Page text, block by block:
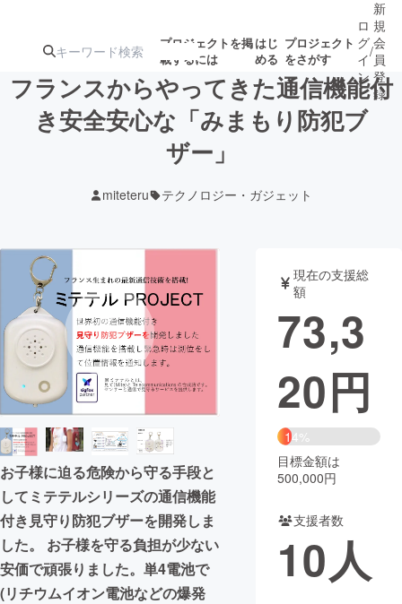
プロジェクトを掲
載するには
はじ
める
プロジェクト
をさがす
注目の新着プロ 募集終了が近いプ
テクノロジー・ガジェット
映像・映画 書籍・雑誌
ビジネス・起業 チャレンジ
まちづくり・地域活性化
CAMPFIRE for Social Good
CAMPFIRE Creation
CAMPFIREふるさと納税machi-ya コミュニティ
ロ
グ
イ
ン
/
新
規
会
員
登
録
フランスからやってきた通信機能付
き安全安心な「みまもり防犯ブ
ザー」
miteteru テクノロジー・ガジェット
お子様に迫る危険から守る手段と
してミテテルシリーズの通信機能
付き見守り防犯ブザーを開発しま
した。 お子様を守る負担が少ない
安価で頑張りました。単4電池で
(リチウムイオン電池などの爆発
現在の支援総
額
73,3
20円
14%
目標金額は
500,000円
支援者数
10人